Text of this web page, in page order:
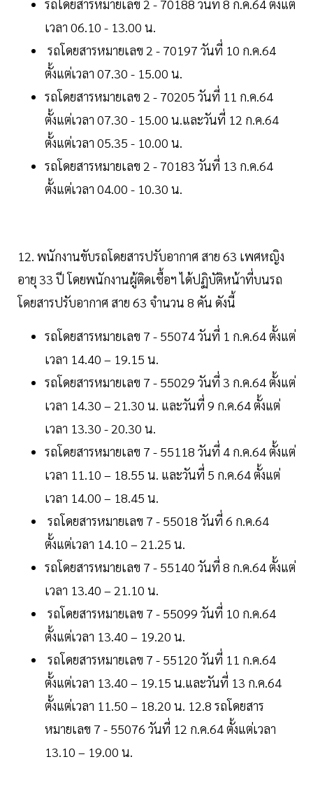
รถโดยสารหมายเลข 2 - 70188 วันที่ 8 ก.ค.64 ตั้งแต่
เวลา 06.10 - 13.00 น.
รถโดยสารหมายเลข 2 - 70197 วันที่ 10 ก.ค.64
ตั้งแต่เวลา 07.30 - 15.00 น.
รถโดยสารหมายเลข 2 - 70205 วันที่ 11 ก.ค.64
ตั้งแต่เวลา 07.30 - 15.00 น.และวันที่ 12 ก.ค.64
ตั้งแต่เวลา 05.35 - 10.00 น.
รถโดยสารหมายเลข 2 - 70183 วันที่ 13 ก.ค.64
ตั้งแต่เวลา 04.00 - 10.30 น.
12. พนักงานขับรถโดยสารปรับอากาศ สาย 63 เพศหญิง
อายุ 33 ปี โดยพนักงานผู้ติดเชื้อฯ ได้ปฏิบัติหน้าที่บนรถ
โดยสารปรับอากาศ สาย 63 จำนวน 8 คัน ดังนี้
รถโดยสารหมายเลข 7 - 55074 วันที่ 1 ก.ค.64 ตั้งแต่
เวลา 14.40 – 19.15 น.
รถโดยสารหมายเลข 7 - 55029 วันที่ 3 ก.ค.64 ตั้งแต่
เวลา 14.30 – 21.30 น. และวันที่ 9 ก.ค.64 ตั้งแต่
เวลา 13.30 - 20.30 น.
รถโดยสารหมายเลข 7 - 55118 วันที่ 4 ก.ค.64 ตั้งแต่
เวลา 11.10 – 18.55 น. และวันที่ 5 ก.ค.64 ตั้งแต่
เวลา 14.00 – 18.45 น.
รถโดยสารหมายเลข 7 - 55018 วันที่ 6 ก.ค.64
ตั้งแต่เวลา 14.10 – 21.25 น.
รถโดยสารหมายเลข 7 - 55140 วันที่ 8 ก.ค.64 ตั้งแต่
เวลา 13.40 – 21.10 น.
รถโดยสารหมายเลข 7 - 55099 วันที่ 10 ก.ค.64
ตั้งแต่เวลา 13.40 – 19.20 น.
รถโดยสารหมายเลข 7 - 55120 วันที่ 11 ก.ค.64
ตั้งแต่เวลา 13.40 – 19.15 น.และวันที่ 13 ก.ค.64
ตั้งแต่เวลา 11.50 – 18.20 น. 12.8 รถโดยสาร
หมายเลข 7 - 55076 วันที่ 12 ก.ค.64 ตั้งแต่เวลา
13.10 – 19.00 น.